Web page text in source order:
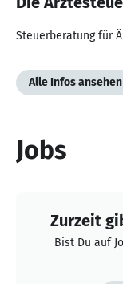
Steuerberatung für
Alle Infos ansehen
Jobs
Zurzeit
Bist Du auf